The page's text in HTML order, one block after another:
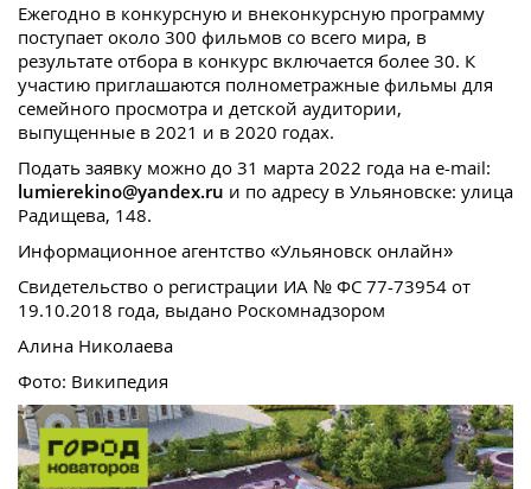
Ежегодно в конкурсную и внеконкурсную программу
поступает около 300 фильмов со всего мира, в
результате отбора в конкурс включается более 30. К
участию приглашаются полнометражные фильмы для
семейного просмотра и детской аудитории,
выпущенные в 2021 и в 2020 годах.
Подать заявку можно до 31 марта 2022 года на e-mail:
lumierekino@yandex.ru и по адресу в Ульяновске: улица
Радищева, 148.
Информационное агентство «Ульяновск онлайн»
Свидетельство о регистрации ИА № ФС 77-73954 от
19.10.2018 года, выдано Роскомнадзором
Алина Николаева
Фото: Википедия